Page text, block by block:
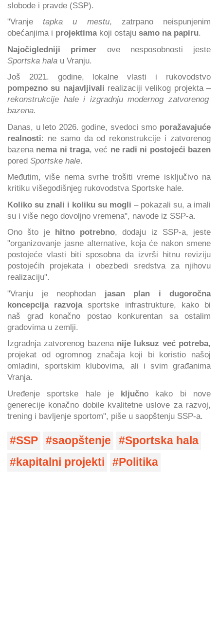
slobode i pravde (SSP).
"Vranjetapka u mestu, zatrpano neispunjenim
obećanjima i projektimakoji ostaju samo na papiru.
Najočigledniji primer ove nesposobnosti jeste
Sportska hala u Vranju.
Još 2021. godine, lokalne vlasti i rukovodstvo
pompezno su najavljivali realizaciji velikog projekta –
rekonstrukcije hale i izgradnju modernog zatvorenog
bazena.
Danas, u leto 2026. godine, svedoci smo poražavajuće
realnosti: ne samo da od rekonstrukcije i zatvorenog
bazena nema ni traga, već ne radi ni postojeći bazen
pored Sportske hale.
Međutim, više nema svrhe trošiti vreme isključivo na
kritiku višegodišnjeg rukovodstva Sportske hale.
Koliko su znali i koliku su mogli – pokazali su, a imali
su i više nego dovoljno vremena", navode iz SSP-a.
Ono što jehitno potrebno, dodaju iz SSP-a, jeste
"organizovanje jasne alternative, koja će nakon smene
postojeće vlasti biti sposobna da izvrši hitnu reviziju
postojećih projekata i obezbedi sredstva za njihovu
realizaciju".
"Vranju je neophodan jasan plan i dugoročna
koncepcija razvojasportske infrastrukture, kako bi
naš grad konačno postao konkurentan sa ostalim
gradovima u zemlji.
Izgradnja zatvorenog bazena nije luksuz već potreba,
projekat od ogromnog značaja koji bi koristio našoj
omladini, sportskim klubovima, ali i svim građanima
Vranja.
Uređenje sportske hale jeključno kako bi nove
generecije konačno dobile kvalitetne uslove za razvoj,
trening i bavljenje sportom", piše u saopštenju SSP-a.
SSP saopštenje
Sportska hala
kapitalni projekti
Politika